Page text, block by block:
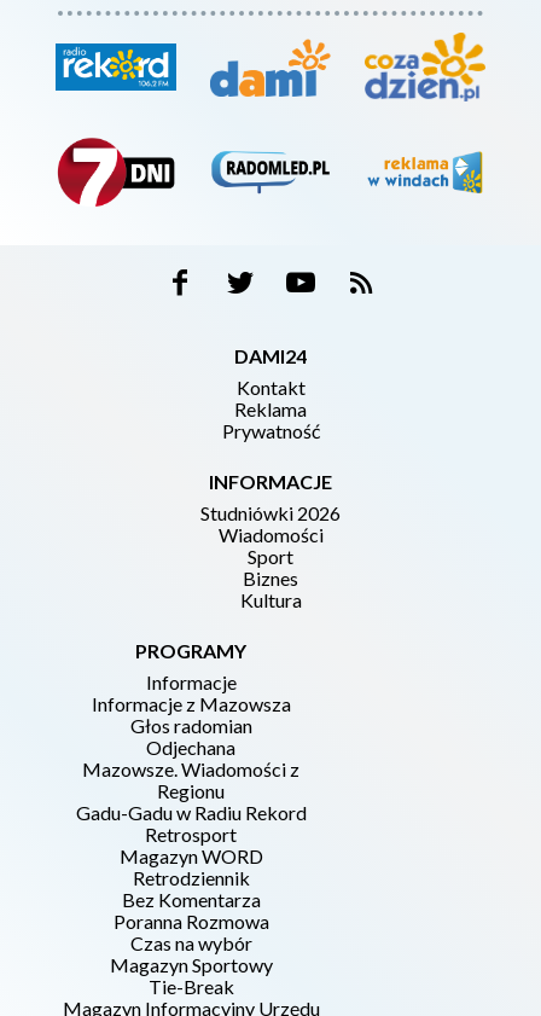
DAMI24
Kontakt
Reklama
Prywatność
INFORMACJE
Studniówki 2026
Wiadomości
Sport
Biznes
Kultura
PROGRAMY
Informacje
Informacje z Mazowsza
Głos radomian
Odjechana
Mazowsze. Wiadomości z
Regionu
Gadu-Gadu w Radiu Rekord
Retrosport
Magazyn WORD
Retrodziennik
Bez Komentarza
Poranna Rozmowa
Czas na wybór
Magazyn Sportowy
Tie-Break
Magazyn Informacyjny Urzędu